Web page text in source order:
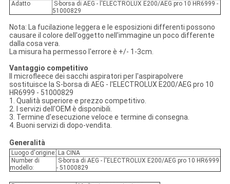
Adatto
S-borsa di AEG - l'ELECTROLUX E200/AEG pro 10 HR6999 -
51000829
Nota: La fucilazione leggera e le esposizioni differenti possono
causare il colore dell'oggetto nell'immagine un poco differente
dalla cosa vera.
La misura ha permesso l'errore è +/- 1-3cm.
Vantaggio competitivo
Il microfleece dei sacchi aspiratori per l'aspirapolvere
sostituisce la S-borsa di AEG - l'ELECTROLUX E200/AEG pro 10
HR6999 - 51000829
1. Qualità superiore e prezzo competitivo.
2. I servizi dell'OEM è disponibili.
3. Termine d'esecuzione veloce e termine di consegna.
4. Buoni servizi di dopo-vendita.
Generalità
Luogo d'origine: La CINA
Number di
modello:
S-borsa di AEG - l'ELECTROLUX E200/AEG pro 10 HR6999
- 51000829